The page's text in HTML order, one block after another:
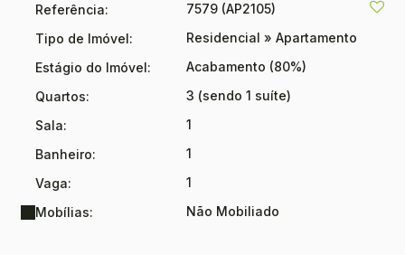
Referência: 7579 (AP2105)
Tipo de Imóvel:
Residencial » Apartamento
Estágio do Imóvel:
Acabamento (80%)
Quartos:
3 (sendo 1 suíte)
Sala:
1
Banheiro:
1
Vaga:
1
Mobílias:
Não Mobiliado